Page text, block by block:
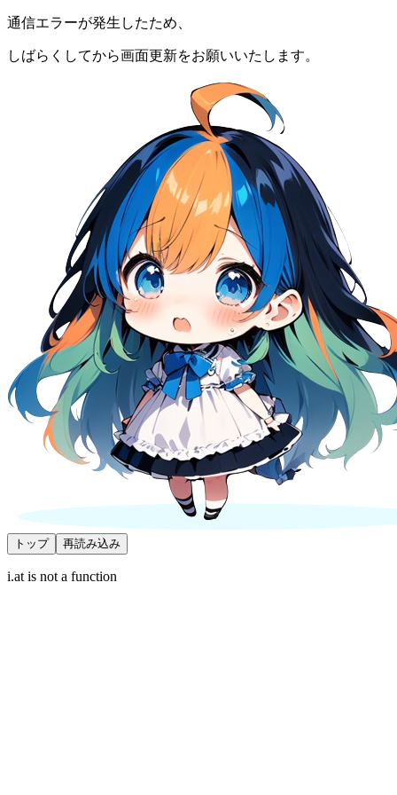
通信エラーが発生したため、
しばらくしてから画面更新をお願いいたします。
トップ 再読み込み
i.at is not a function